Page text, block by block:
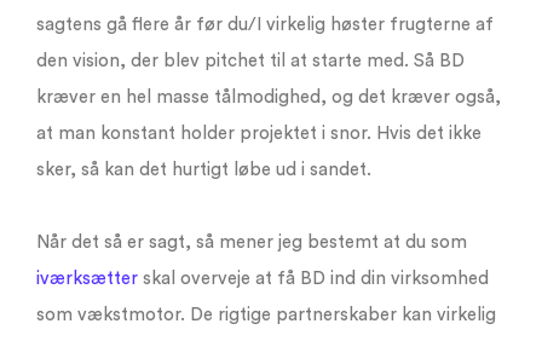
sagtens gå flere år før du/I virkelig høster frugterne af
den vision, der blev pitchet til at starte med. Så BD
kræver en hel masse tålmodighed, og det kræver også,
at man konstant holder projektet i snor. Hvis det ikke
sker, så kan det hurtigt løbe ud i sandet.
Når det så er sagt, så mener jeg bestemt at du som
iværksætter skal overveje at få BD ind din virksomhed
som vækstmotor. De rigtige partnerskaber kan virkelig